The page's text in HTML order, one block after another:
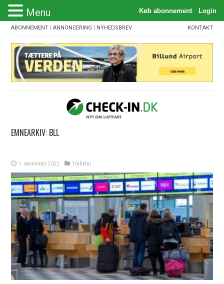
ABONNEMENT |ANNONCERING | NYHEDSBREV KONTAKT
EMNEARKIV: BLL
1. december 2022 Trafiktal
Menu